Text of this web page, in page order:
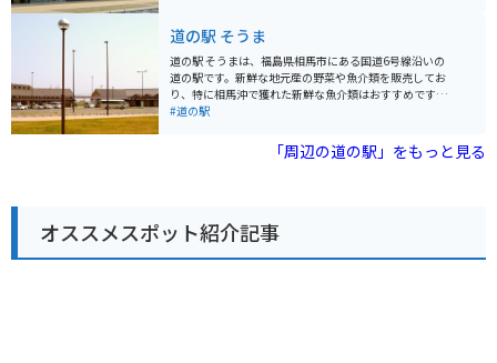
名産品としては、江戸時代から続く伝統製法で作られる
「仙台伊達家御用蔵元 齋藤家の納豆」や、宮城県産の豚
肉を使用した「宮城県産豚の味噌漬け」などが有名で
す。道の駅で購入できるので、お土産にいかがでしょう
か。
く、梨やぶどうなどの果樹栽培も盛んです。道の駅では
季節のフルーツを使ったソフトクリームやジェラートも
販売しているので、ぜひ味わってみてください。また、
地元産の食材を使ったレストランもあり、郷土料理も楽
しめます。
道の駅 そうま
道の駅 そうまは、福島県相馬市にある国道6号線沿いの
道の駅です。新鮮な地元産の野菜や魚介類を販売してお
り、特に相馬沖で獲れた新鮮な魚介類はおすすめです。
名物の「浜焼き」は、自分で選んだ魚介類をその場で焼
元の銘菓や工芸品など、旅の思い出にぴったりな品々が
場所としても最適です。道の駅 そうまでは、相馬の豊か
な自然と食を満喫できます。
#道の駅
「周辺の道の駅」をもっと見る
オススメスポット紹介記事